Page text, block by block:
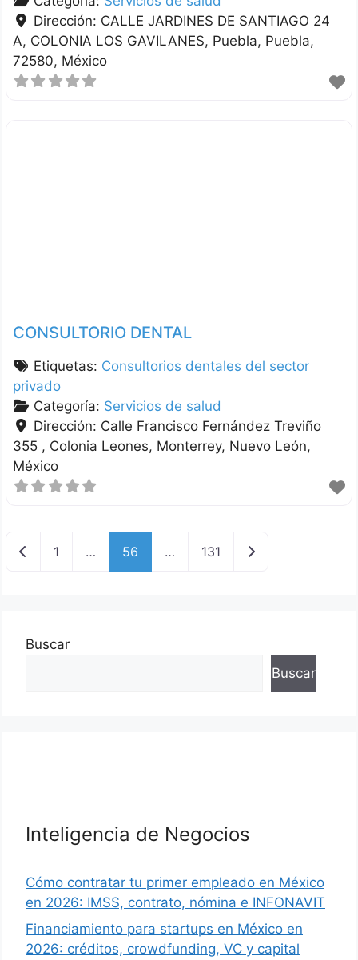
Dirección: CALLE JARDINES DE SANTIAGO 24
A, COLONIA LOS GAVILANES Puebla Puebla
72580 México
CONSULTORIO DENTAL
Etiquetas: Consultorios dentales del sector
privado
Categoría: Servicios de salud
Dirección: Calle Francisco Fernández Treviño
355 , Colonia Leones Monterrey Nuevo León
México
Nuevas entradas
1 … 56 … 131 Entradas
Buscar
Buscar
Inteligencia de Negocios
Cómo contratar tu primer empleado en México
en 2026: IMSS, contrato, nómina e INFONAVIT
Financiamiento para startups en México en
2026: créditos, crowdfunding, VC y capital